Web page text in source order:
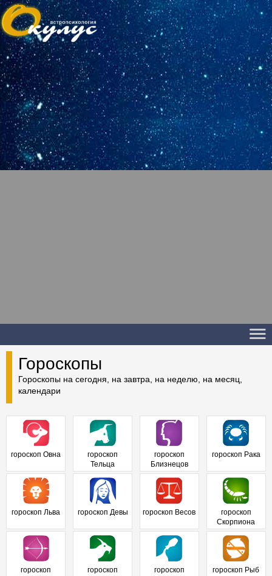
Гороскопы
Гороскопы на сегодня, на завтра, на неделю, на месяц,
календари
гороскоп Овна
гороскоп
Тельца
гороскоп
Близнецов
гороскоп Рака
гороскоп Льва гороскоп Девы гороскоп Весов
гороскоп
Скорпиона
гороскоп
гороскоп
гороскоп
гороскоп Рыб